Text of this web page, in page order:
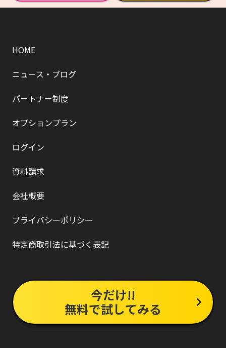
HOME
ニュース・ブログ
パートナー制度
オプションプラン
ログイン
資料請求
会社概要
プライバシーポリシー
特定商取引法に基づく表記
今だけ!!
無料で試してみる